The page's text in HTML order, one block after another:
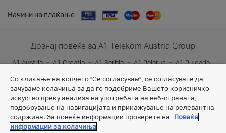
Начини на плаќање
Дознај повеќе за A1 Telekom Austria Group
A1 Austria A1 Croatia A1 Serbia A1 Belarus
A1 Bulgaria
A1 Slovenia
A1 Digital
Со кликање на копчето "Се согласувам", се согласувате да
зачуваме колачиња за да го подобриме Вашето корисничко
искуство преку анализа на употребата на веб-страната,
подобрување на навигацијата и прикажување на релевантна
содржина. За повеќе информации проверете на
Повеќе
информации за колачиња